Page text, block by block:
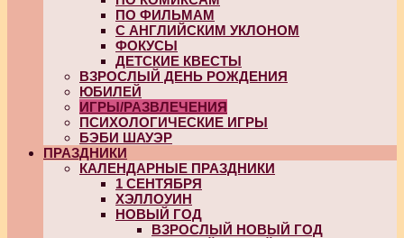
ПО ФИЛЬМАМ
С АНГЛИЙСКИМ УКЛОНОМ
ФОКУСЫ
ДЕТСКИЕ КВЕСТЫ
ВЗРОСЛЫЙ ДЕНЬ РОЖДЕНИЯ
ЮБИЛЕЙ
ИГРЫ/РАЗВЛЕЧЕНИЯ
ПСИХОЛОГИЧЕСКИЕ ИГРЫ
БЭБИ ШАУЭР
ПРАЗДНИКИ
КАЛЕНДАРНЫЕ ПРАЗДНИКИ
1 СЕНТЯБРЯ
ХЭЛЛОУИН
НОВЫЙ ГОД
ВЗРОСЛЫЙ НОВЫЙ ГОД